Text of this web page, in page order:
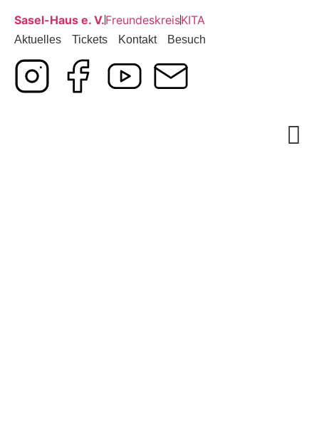
Sasel-Haus e. V.FreundeskreisKITA
Aktuelles Tickets Kontakt Besuch